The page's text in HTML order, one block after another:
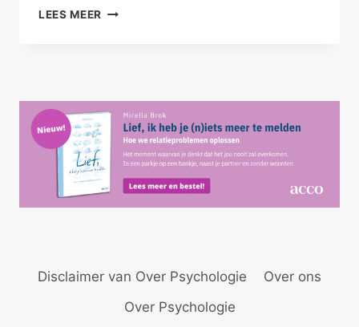
LEES MEER ONLINE
Disclaimer van Over Psychologie
Over ons
Over Psychologie